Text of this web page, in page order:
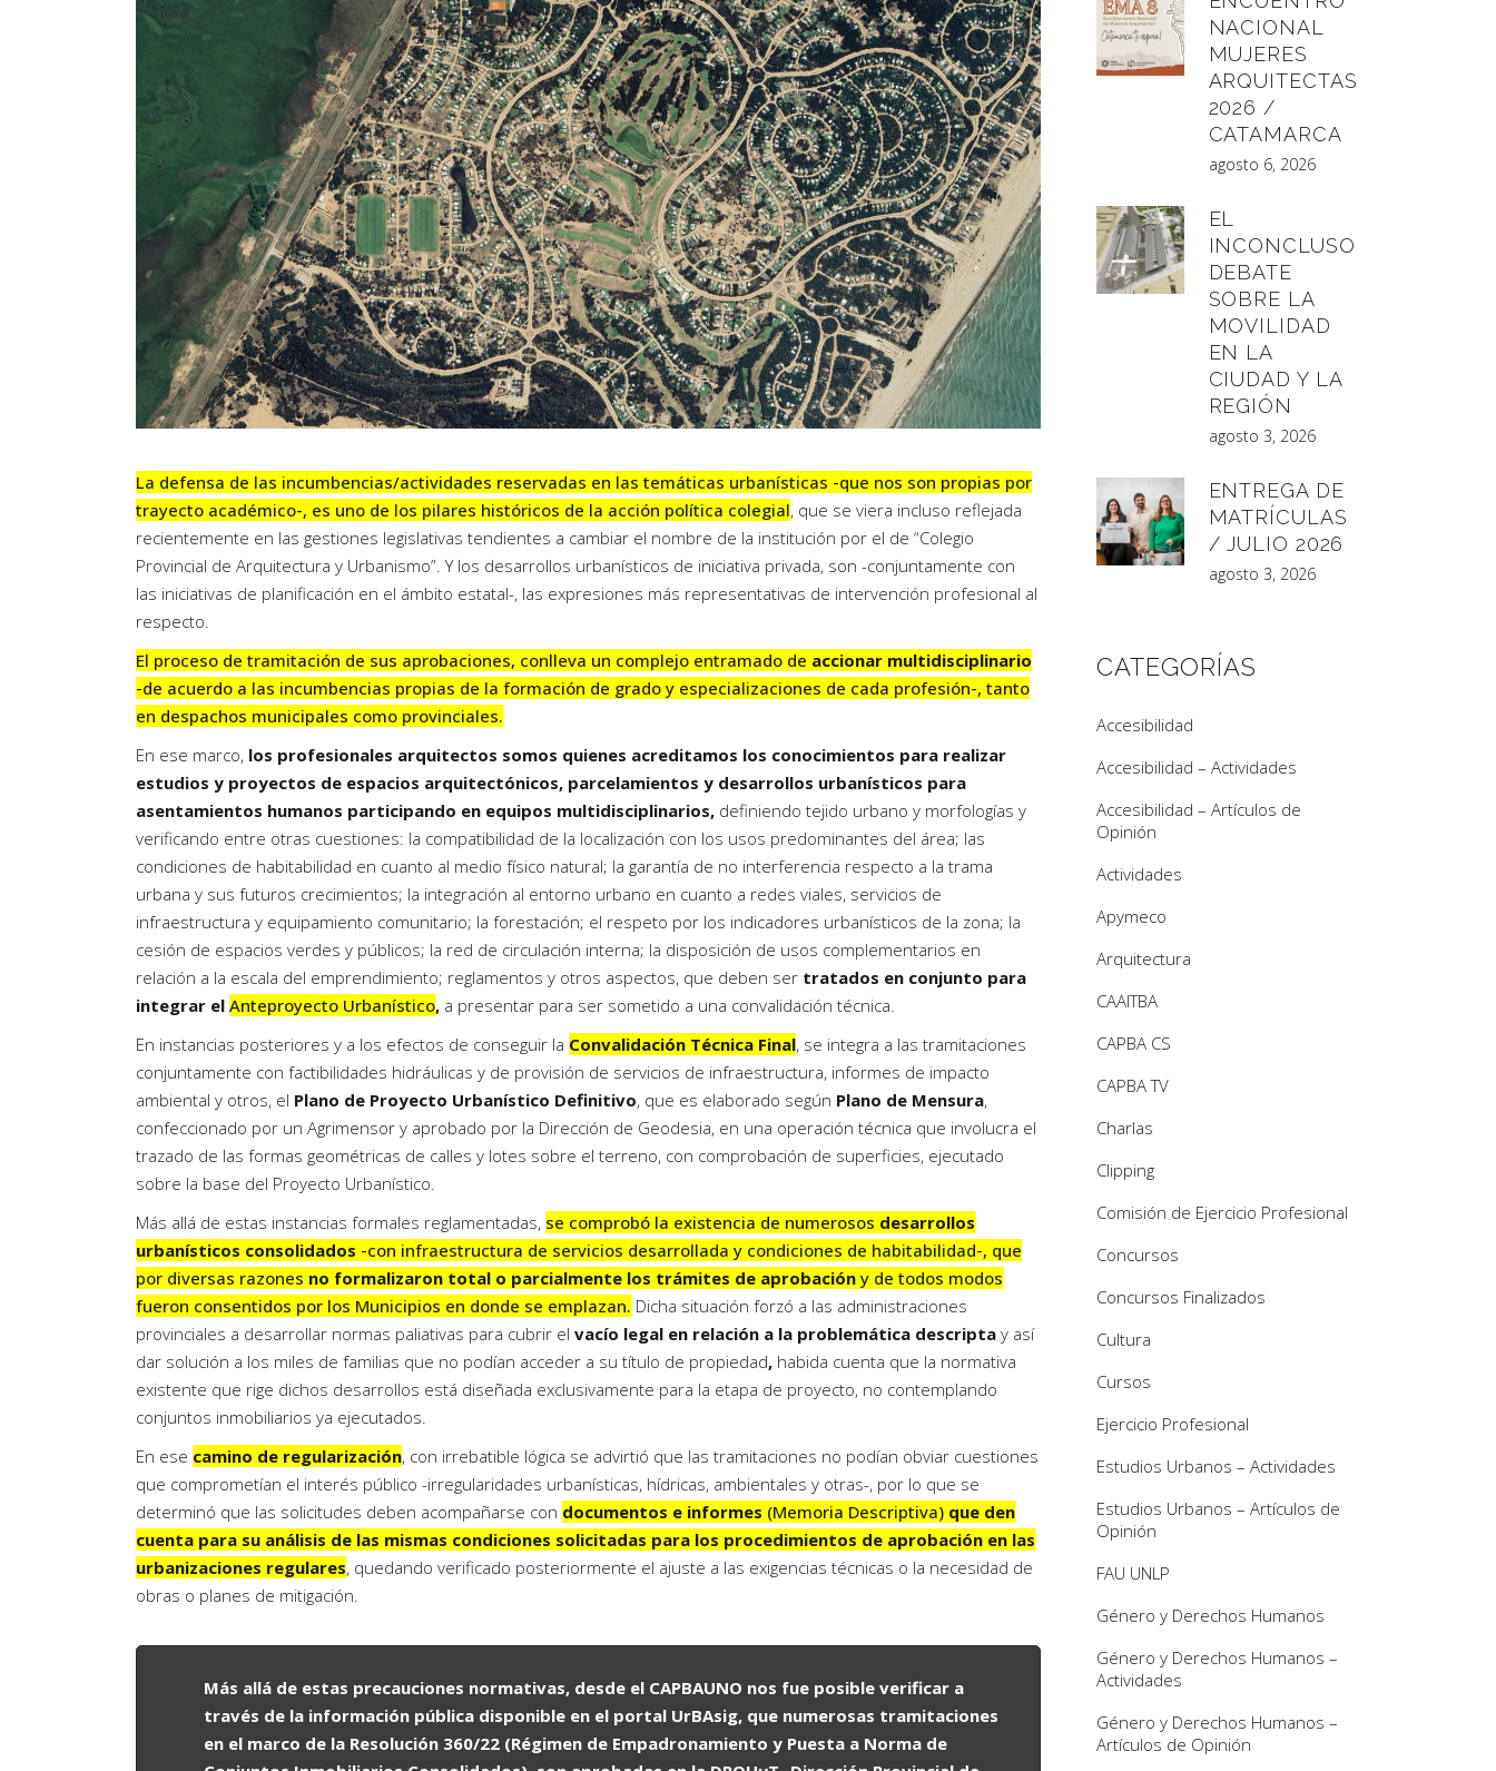
Artículos de Opinión
La defensa de las incumbencias/actividades reservadas en las temáticas urbanísticas -que nos son propias por
trayecto académico-, es uno de los pilares históricos de la acción política colegial, que se viera incluso reflejada
recientemente en las gestiones legislativas tendientes a cambiar el nombre de la institución por el de “Colegio
Provincial de Arquitectura y Urbanismo”. Y los desarrollos urbanísticos de iniciativa privada, son -conjuntamente con
las iniciativas de planificación en el ámbito estatal-, las expresiones más representativas de intervención profesional al
respecto.
El proceso de tramitación de sus aprobaciones, conlleva un complejo entramado de accionar multidisciplinario
-de acuerdo a las incumbencias propias de la formación de grado y especializaciones de cada profesión-, tanto
en despachos municipales como provinciales.
En ese marco, los profesionales arquitectos somos quienes acreditamos los conocimientos para realizar
estudios y proyectos de espacios arquitectónicos, parcelamientos y desarrollos urbanísticos para
asentamientos humanos participando en equipos multidisciplinarios, definiendo tejido urbano y morfologías y
verificando entre otras cuestiones: la compatibilidad de la localización con los usos predominantes del área; las
condiciones de habitabilidad en cuanto al medio físico natural; la garantía de no interferencia respecto a la trama
urbana y sus futuros crecimientos; la integración al entorno urbano en cuanto a redes viales, servicios de
infraestructura y equipamiento comunitario; la forestación; el respeto por los indicadores urbanísticos de la zona; la
cesión de espacios verdes y públicos; la red de circulación interna; la disposición de usos complementarios en
relación a la escala del emprendimiento; reglamentos y otros aspectos, que deben ser tratados en conjunto para
integrar el Anteproyecto Urbanístico, a presentar para ser sometido a una convalidación técnica.
En instancias posteriores y a los efectos de conseguir la Convalidación Técnica Final, se integra a las tramitaciones
conjuntamente con factibilidades hidráulicas y de provisión de servicios de infraestructura, informes de impacto
ambiental y otros, el Plano de Proyecto Urbanístico Definitivo, que es elaborado según Plano de Mensura,
confeccionado por un Agrimensor y aprobado por la Dirección de Geodesia, en una operación técnica que involucra el
trazado de las formas geométricas de calles y lotes sobre el terreno, con comprobación de superficies, ejecutado
sobre la base del Proyecto Urbanístico.
Más allá de estas instancias formales reglamentadas, se comprobó la existencia de numerosos desarrollos
urbanísticos consolidados -con infraestructura de servicios desarrollada y condiciones de habitabilidad-, que
por diversas razones no formalizaron total o parcialmente los trámites de aprobación y de todos modos
fueron consentidos por los Municipios en donde se emplazan. Dicha situación forzó a las administraciones
provinciales a desarrollar normas paliativas para cubrir el vacío legal en relación a la problemática descripta y así
dar solución a los miles de familias que no podían acceder a su título de propiedad, habida cuenta que la normativa
existente que rige dichos desarrollos está diseñada exclusivamente para la etapa de proyecto, no contemplando
conjuntos inmobiliarios ya ejecutados.
En ese camino de regularización, con irrebatible lógica se advirtió que las tramitaciones no podían obviar cuestiones
que comprometían el interés público -irregularidades urbanísticas, hídricas, ambientales y otras-, por lo que se
determinó que las solicitudes deben acompañarse con documentos e informes (Memoria Descriptiva) que den
cuenta para su análisis de las mismas condiciones solicitadas para los procedimientos de aprobación en las
urbanizaciones regulares, quedando verificado posteriormente el ajuste a las exigencias técnicas o la necesidad de
obras o planes de mitigación.
Más allá de estas precauciones normativas, desde el CAPBAUNO nos fue posible verificar a
través de la información pública disponible en el portal UrBAsig, que numerosas tramitaciones
en el marco de la Resolución 360/22 (Régimen de Empadronamiento y Puesta a Norma de
NACIONAL
MUJERES
ARQUITECTAS
2026 /
CATAMARCA
agosto 6, 2026
EL
INCONCLUSO
DEBATE
SOBRE LA
MOVILIDAD
EN LA
CIUDAD Y LA
REGIÓN
agosto 3, 2026
ENTREGA DE
MATRÍCULAS
/ JULIO 2026
agosto 3, 2026
CATEGORÍAS
Accesibilidad
Accesibilidad – Actividades
Accesibilidad – Artículos de
Opinión
Actividades
Apymeco
Arquitectura
CAAITBA
CAPBA CS
CAPBA TV
Charlas
Clipping
Comisión de Ejercicio Profesional
Concursos
Concursos Finalizados
Cultura
Cursos
Ejercicio Profesional
Estudios Urbanos – Actividades
Estudios Urbanos – Artículos de
Opinión
FAU UNLP
Género y Derechos Humanos
Género y Derechos Humanos –
Actividades
Género y Derechos Humanos –
Artículos de Opinión